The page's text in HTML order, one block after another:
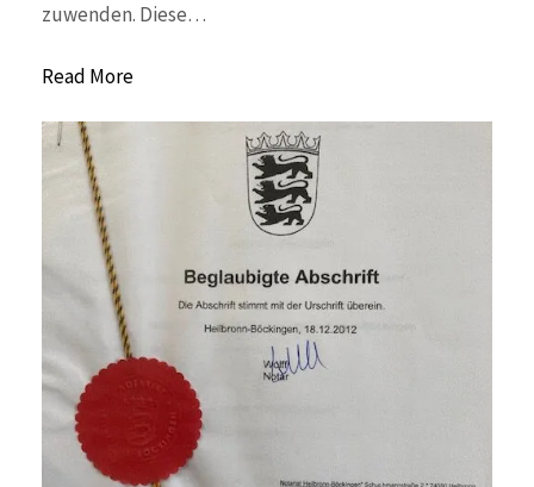
zuwenden. Diese…
Read More